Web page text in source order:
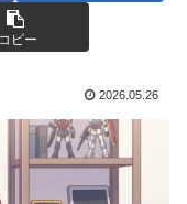
コピー
2026.05.26